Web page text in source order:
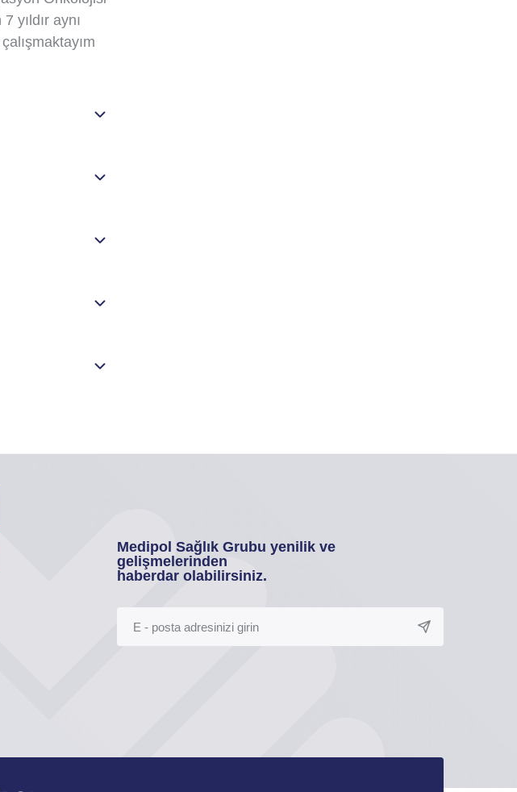
yıldır aynı
Medipol Sağlık Grubu yenilik ve
gelişmelerinden
haberdar olabilirsiniz.